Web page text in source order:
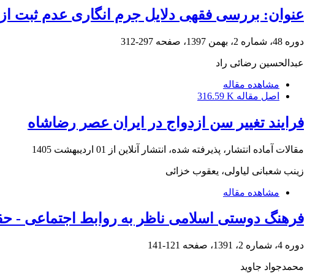
عنوان: بررسی فقهی دلایل جرم انگاری عدم ثبت
دوره 48، شماره 2، بهمن 1397، صفحه 297-312
عبدالحسین رضائی راد
مشاهده مقاله
اصل مقاله 316.59 K
فرایند تغییر سن ازدواج در ایران عصر رضاشاه
مقالات آماده انتشار، پذیرفته شده، انتشار آنلاین از 01 اردیبهشت 1405
زینب شعبانی لیاولی، یعقوب خزائی
مشاهده مقاله
فرهنگ دوستی اسلامی ناظر به روابط اجتماعی -
دوره 4، شماره 2، 1391، صفحه 121-141
محمدجواد جاوید